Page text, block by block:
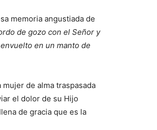
memoria angustiada de
de gozo con el Señor y
en un manto de
de alma traspasada
el dolor de su Hijo
de gracia que es la